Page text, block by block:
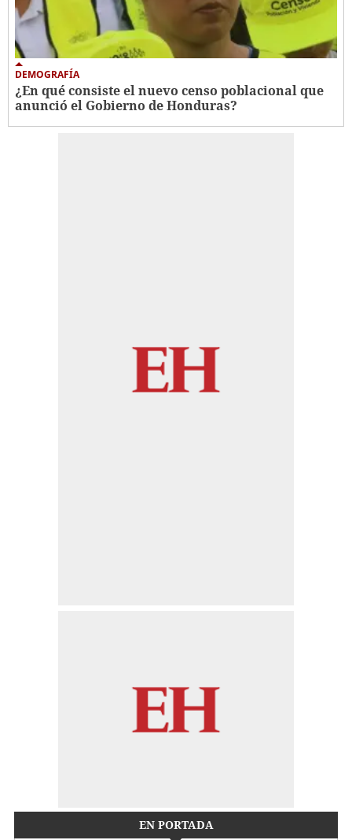
DEMOGRAFÍA
¿En qué consiste el nuevo censo poblacional que
anunció el Gobierno de Honduras?
EN PORTADA